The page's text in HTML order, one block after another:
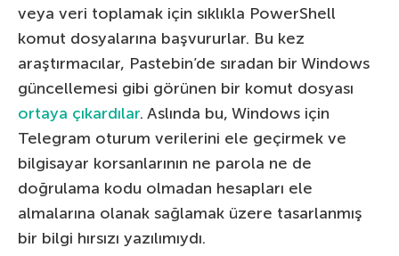
veya veri toplamak için sıklıkla PowerShell
komut dosyalarına başvururlar. Bu kez
araştırmacılar, Pastebin’de sıradan bir Windows
güncellemesi gibi görünen bir komut dosyası
ortaya çıkardılar. Aslında bu, Windows için
Telegram oturum verilerini ele geçirmek ve
bilgisayar korsanlarının ne parola ne de
doğrulama kodu olmadan hesapları ele
almalarına olanak sağlamak üzere tasarlanmış
bir bilgi hırsızı yazılımıydı.